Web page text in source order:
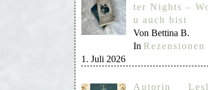
ter Nights –
u auch bist
Von Bettina B.
In Rezensionen
1. Juli 2026
Autorin